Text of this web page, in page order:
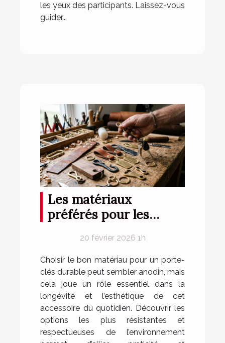
les yeux des participants. Laissez-vous
guider...
Les matériaux
préférés pour les
20 février 2026 1h
Choisir le bon matériau pour un porte-
clés durable peut sembler anodin, mais
cela joue un rôle essentiel dans la
longévité et l’esthétique de cet
accessoire du quotidien. Découvrir les
options les plus résistantes et
respectueuses de l’environnement